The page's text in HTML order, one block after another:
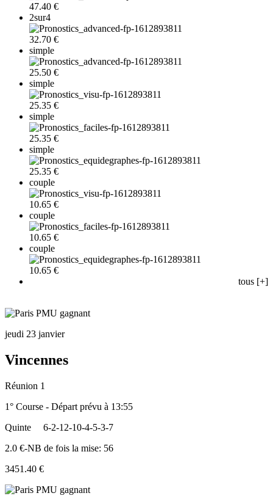
47.40 €
2sur4
32.70 €
simple
25.50 €
simple
25.35 €
simple
25.35 €
simple
25.35 €
couple
10.65 €
couple
10.65 €
couple
10.65 €
tous [+]
jeudi 23 janvier
Vincennes
Réunion 1
1° Course - Départ prévu à 13:55
Quinte
6-2-12-10-4-5-3-7
2.0 €-NB de fois la mise: 56
3451.40 €